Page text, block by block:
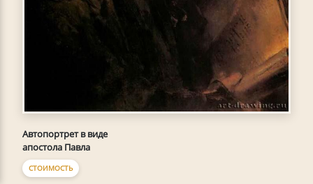
Автопортрет в виде
апостола Павла
СТОИМОСТЬ